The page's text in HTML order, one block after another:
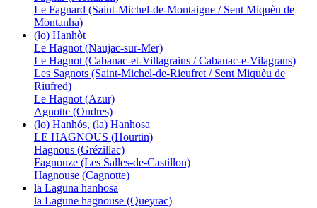
Le Fagnard (Saint-Michel-de-Montaigne / Sent Miquèu de
Montanha)
(lo) Hanhòt
Le Hagnot (Naujac-sur-Mer)
Le Hagnot (Cabanac-et-Villagrains / Cabanac-e-Vilagrans)
Les Sagnots (Saint-Michel-de-Rieufret / Sent Miquèu de
Riufred)
Le Hagnot (Azur)
Agnotte (Ondres)
(lo) Hanhós, (la) Hanhosa
LE HAGNOUS (Hourtin)
Hagnous (Grézillac)
Fagnouze (Les Salles-de-Castillon)
Hagnouse (Cagnotte)
la Laguna hanhosa
la Lagune hagnouse (Queyrac)